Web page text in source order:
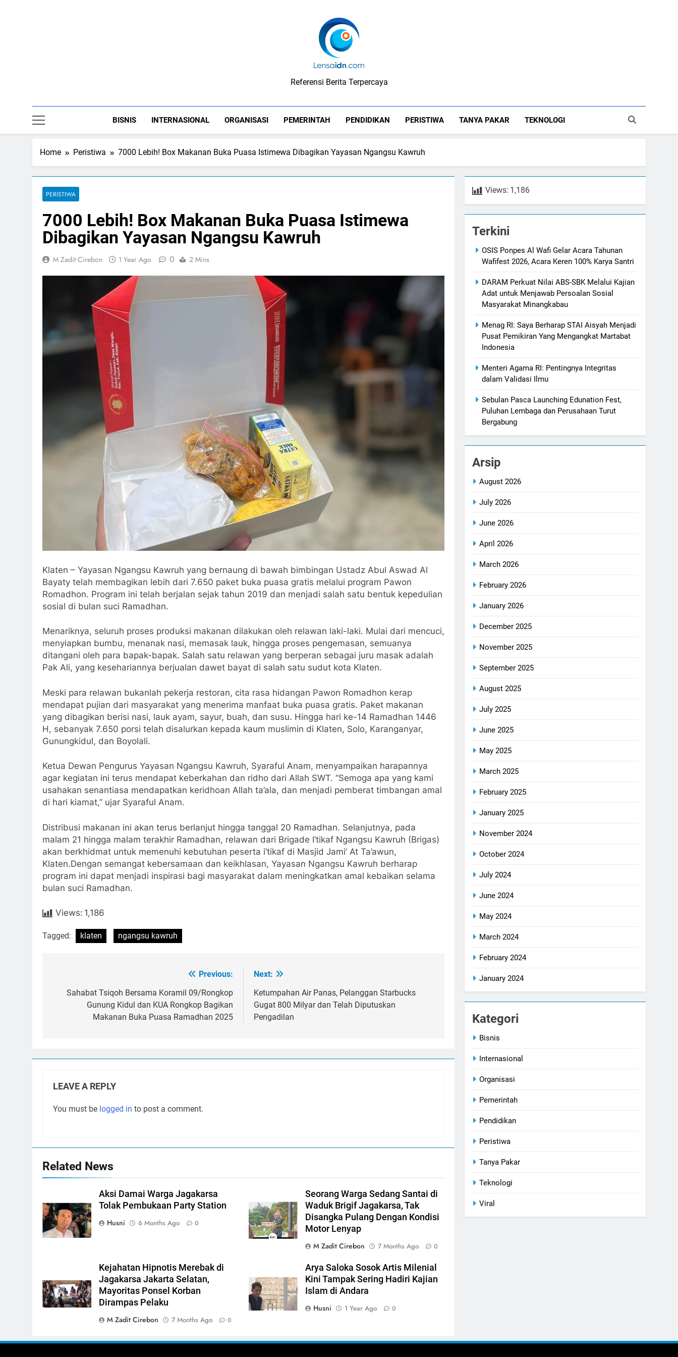
LensaIDN
Referensi Berita Terpercaya
BISNIS INTERNASIONAL ORGANISASI PEMERINTAH PENDIDIKAN PERISTIWA TANYA PAKAR TEKNOLOGI
Home Peristiwa 7000 Lebih! Box Makanan Buka Puasa Istimewa Dibagikan Yayasan Ngangsu Kawruh
PERISTIWA
7000 Lebih! Box Makanan Buka Puasa Istimewa
Dibagikan Yayasan Ngangsu Kawruh
M Zadit Cirebon 1 Year Ago 0 2 Mins
Klaten – Yayasan Ngangsu Kawruh yang bernaung di bawah bimbingan Ustadz Abul Aswad Al
Bayaty telah membagikan lebih dari 7.650 paket buka puasa gratis melalui program Pawon
Romadhon. Program ini telah berjalan sejak tahun 2019 dan menjadi salah satu bentuk kepedulian
sosial di bulan suci Ramadhan.
Menariknya, seluruh proses produksi makanan dilakukan oleh relawan laki-laki. Mulai dari mencuci,
menyiapkan bumbu, menanak nasi, memasak lauk, hingga proses pengemasan, semuanya
ditangani oleh para bapak-bapak. Salah satu relawan yang berperan sebagai juru masak adalah
Pak Ali, yang kesehariannya berjualan dawet bayat di salah satu sudut kota Klaten.
Meski para relawan bukanlah pekerja restoran, cita rasa hidangan Pawon Romadhon kerap
mendapat pujian dari masyarakat yang menerima manfaat buka puasa gratis. Paket makanan
yang dibagikan berisi nasi, lauk ayam, sayur, buah, dan susu. Hingga hari ke-14 Ramadhan 1446
H, sebanyak 7.650 porsi telah disalurkan kepada kaum muslimin di Klaten, Solo, Karanganyar,
Gunungkidul, dan Boyolali.
Ketua Dewan Pengurus Yayasan Ngangsu Kawruh, Syaraful Anam, menyampaikan harapannya
agar kegiatan ini terus mendapat keberkahan dan ridho dari Allah SWT. “Semoga apa yang kami
usahakan senantiasa mendapatkan keridhoan Allah ta’ala, dan menjadi pemberat timbangan amal
di hari kiamat,” ujar Syaraful Anam.
Distribusi makanan ini akan terus berlanjut hingga tanggal 20 Ramadhan. Selanjutnya, pada
malam 21 hingga malam terakhir Ramadhan, relawan dari Brigade I’tikaf Ngangsu Kawruh (Brigas)
akan berkhidmat untuk memenuhi kebutuhan peserta i’tikaf di Masjid Jami’ At Ta’awun,
Klaten.Dengan semangat kebersamaan dan keikhlasan, Yayasan Ngangsu Kawruh berharap
program ini dapat menjadi inspirasi bagi masyarakat dalam meningkatkan amal kebaikan selama
bulan suci Ramadhan.
Views: 1,186
Tagged: klaten ngangsu kawruh
navigation
Previous:
Sahabat Tsiqoh Bersama Koramil 09/Rongkop
Gunung Kidul dan KUA Rongkop Bagikan
Makanan Buka Puasa Ramadhan 2025
Next:
Ketumpahan Air Panas, Pelanggan Starbucks
Gugat 800 Milyar dan Telah Diputuskan
Pengadilan
LEAVE A REPLY
You must be logged in to post a comment.
Related News
Aksi Damai Warga Jagakarsa
Tolak Pembukaan Party Station
Husni
6 Months Ago 0
Seorang Warga Sedang Santai di
Waduk Brigif Jagakarsa, Tak
Disangka Pulang Dengan Kondisi
Motor Lenyap
M Zadit Cirebon
7 Months Ago 0
Kejahatan Hipnotis Merebak di
Jagakarsa Jakarta Selatan,
Mayoritas Ponsel Korban
Dirampas Pelaku
M Zadit Cirebon
7 Months Ago 0
Arya Saloka Sosok Artis Milenial
Kini Tampak Sering Hadiri Kajian
Islam di Andara
Husni
1 Year Ago 0
Views: 1,186
Terkini
OSIS Ponpes Al Wafi Gelar Acara Tahunan
Wafifest 2026, Acara Keren 100% Karya Santri
DARAM Perkuat Nilai ABS-SBK Melalui Kajian
Adat untuk Menjawab Persoalan Sosial
Masyarakat Minangkabau
Menag RI: Saya Berharap STAI Aisyah Menjadi
Pusat Pemikiran Yang Mengangkat Martabat
Indonesia
Menteri Agama RI: Pentingnya Integritas
dalam Validasi Ilmu
Sebulan Pasca Launching Edunation Fest,
Puluhan Lembaga dan Perusahaan Turut
Bergabung
Arsip
August 2026
July 2026
June 2026
April 2026
March 2026
February 2026
January 2026
December 2025
November 2025
September 2025
August 2025
July 2025
June 2025
May 2025
March 2025
February 2025
January 2025
November 2024
October 2024
July 2024
June 2024
May 2024
March 2024
February 2024
January 2024
Kategori
Bisnis
Internasional
Organisasi
Pemerintah
Pendidikan
Peristiwa
Tanya Pakar
Teknologi
Viral